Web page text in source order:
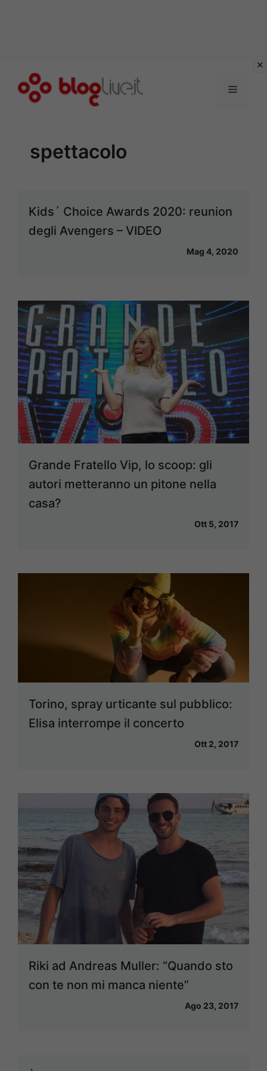
Menu
spettacolo
Kids´ Choice Awards 2020: reunion
degli Avengers – VIDEO
Mag 4, 2020
Grande Fratello Vip, lo scoop: gli
autori metteranno un pitone nella
casa?
Ott 5, 2017
Torino, spray urticante sul pubblico:
Elisa interrompe il concerto
Ott 2, 2017
Riki ad Andreas Muller: “Quando sto
con te non mi manca niente”
Ago 23, 2017